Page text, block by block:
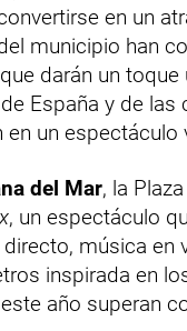
en un
municipio han
darán un
España y de
en un espectáculo
del Mar, la
, un espectáculo
música en
inspirada en
año superan